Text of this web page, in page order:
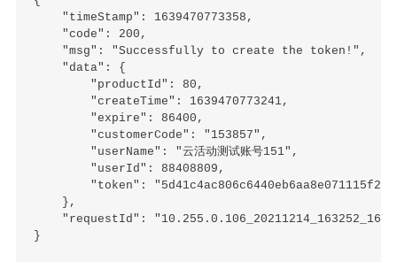
    "timeStamp": 1639470773358,
    "code": 200,
    "msg": "Successfully to create the token!",
    "data": {
        "productId": 80,
        "createTime": 1639470773241,
        "expire": 86400,
        "customerCode": "153857",
        "userName": "云活动测试账号151",
        "userId": 88408809,
        "token": "5d41c4ac806c6440eb6aa8e071115f2b"
    },
"requestId":